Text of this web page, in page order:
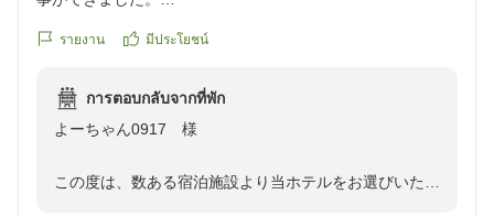
せいただきまして心より感謝申し上げます。
心よりお待ちしております。
https://review.travel.rakuten.co.jp/hotel/voice/31630?
รายงาน มีประโยชน์
การตอบกลับจากที่พัก
よーちゃん0917 様
この度は、数ある宿泊施設より当ホテルをお選びいただ